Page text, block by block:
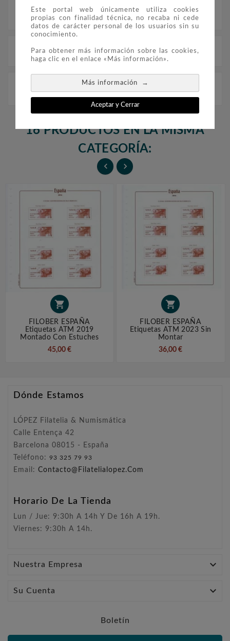
Este portal web únicamente utiliza cookies
propias con finalidad técnica, no recaba ni cede
datos de carácter personal de los usuarios sin su
conocimiento.
Para obtener más información sobre las cookies,
haga clic en el enlace «Más información».
Más información →
Aceptar y Cerrar
Descripción
Detalles del producto
FILOBER ESPAÑA Etiquetas ATM 2022 montado con
estuches
16 PRODUCTOS EN LA MISMA
CATEGORÍA:
 

FILOBER ESPAÑA
Etiquetas ATM 2019
Montado Con Estuches
45,00 €

FILOBER ESPAÑA
Etiquetas ATM 2023 Sin
Montar
36,00 €
Dónde Estamos
LÓPEZ Filatelia & Numismática
Calle Entença 42
Barcelona 08015 - España
Teléfono: 93 325 79 93
Email: Contacto@filatelialopez.com
Horario De La Tienda
Lun / Jue: 9:30h A 14h Y De 16h A 19h.
Viernes: 9:30h A 14h.
Nuestra Empresa 
Su Cuenta 
Boletín